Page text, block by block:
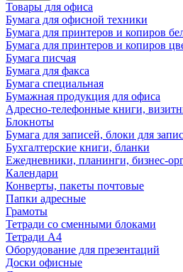
Товары для офиса
Бумага для офисной техники
Бумага для принтеров и копиров
Бумага для принтеров и копиров
Бумага писчая
Бумага для факса
Бумага специальная
Бумажная продукция для офиса
Адресно-телефонные книги,
Блокноты
Бумага для записей, блоки для
Бухгалтерские книги, бланки
Ежедневники, планинги, бизнес-
Календари
Конверты, пакеты почтовые
Папки адресные
Грамоты
Тетради со сменными блоками
Тетради А4
Оборудование для презентаций
Доски офисные